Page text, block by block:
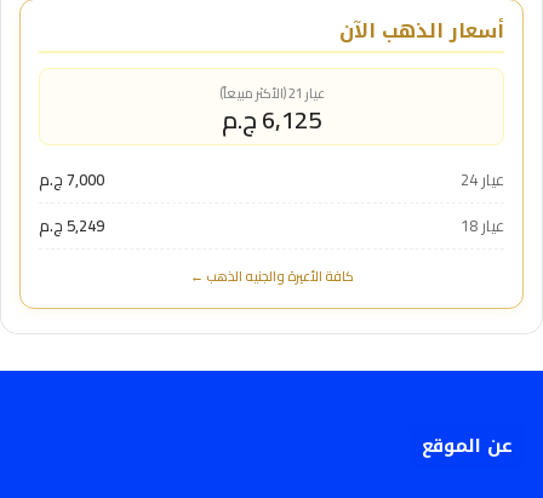
أسعار الذهب الآن
عيار 21 (الأكثر مبيعاً)
6,125 ج.م
عيار 24
7,000 ج.م
عيار 18
5,249 ج.م
كافة الأعيرة والجنيه الذهب ←
عن الموقع